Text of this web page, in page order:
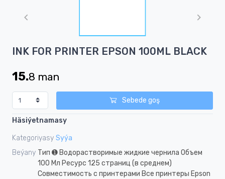
1
1
INK FOR PRINTER EPSON 100ML BLACK
15.8 man
Sebede goş
Häsiýetnamasy
Kategoriyasy Syýa
Beýany Тип ➊ Водорастворимые жидкие чернила Объем
100 Мл Ресурс 125 страниц (в среднем)
Совместимость с принтерами Все принтеры Epson